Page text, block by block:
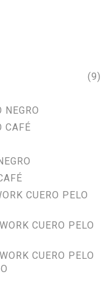
(9)
NEGRO
CAFÉ
CUERO PELO
CUERO PELO
CUERO PELO